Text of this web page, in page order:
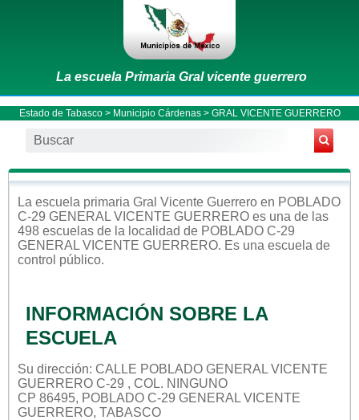
La escuela Primaria Gral vicente guerrero
Estado de Tabasco> Municipio Cárdenas> GRAL VICENTE GUERRERO
La escuela primaria Gral Vicente Guerrero en POBLADO
C-29 GENERAL VICENTE GUERRERO es una de las
498 escuelas de la localidad de POBLADO C-29
GENERAL VICENTE GUERRERO. Es una escuela de
control público.
INFORMACIÓN SOBRE LA
ESCUELA
Su dirección: CALLE POBLADO GENERAL VICENTE
GUERRERO C-29 , COL. NINGUNO
CP 86495, POBLADO C-29 GENERAL VICENTE
GUERRERO, TABASCO